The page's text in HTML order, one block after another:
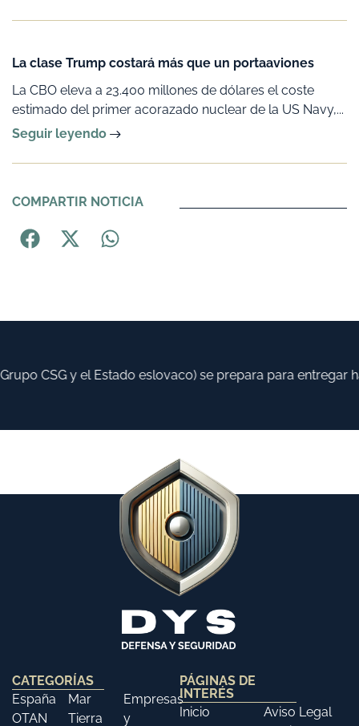
La clase Trump costará más que un portaaviones
La CBO eleva a 23.400 millones de dólares el coste
estimado del primer acorazado nuclear de la US Navy,...
Seguir leyendo
COMPARTIR NOTICIA
CSG y el Estado eslovaco) se prepara para entregar
CATEGORÍAS
España
OTAN
Mar
Tierra
Empresas
y
PÁGINAS DE
INTERÉS
Inicio
Aviso Legal